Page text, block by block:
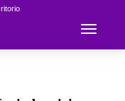
Toggle